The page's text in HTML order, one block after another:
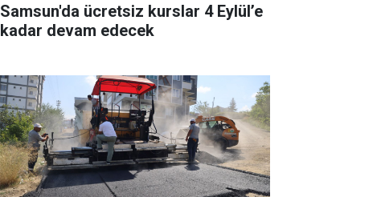
Samsun'da ücretsiz kurslar 4 Eylül’e
kadar devam edecek